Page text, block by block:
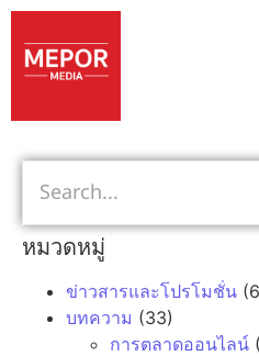
หมวดหมู่
ข่าวสารและโปรโมชั่น
บทความ (33)
การตลาดออนไลน์